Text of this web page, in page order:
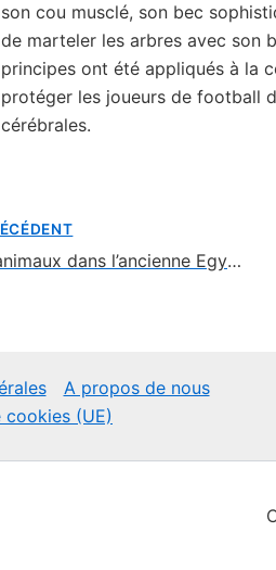
son cou musclé, son bec
de marteler les arbres avec son
principes ont été appliqués à la
protéger les joueurs de football
cérébrales.
Les animaux dans l’ancienne Egypte: des représentations divines
A propos de nous
(UE)